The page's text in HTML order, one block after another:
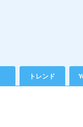
トレンド